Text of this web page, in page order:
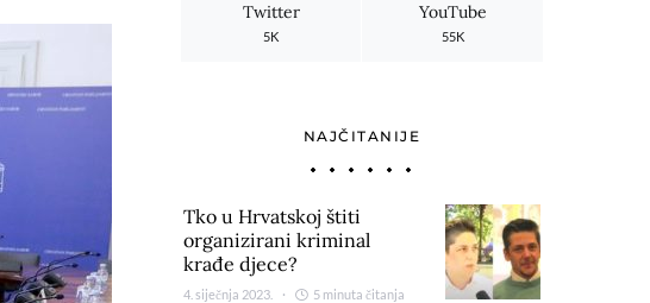
Twitter
5K
YouTube
55K
NAJČITANIJE
Tko u Hrvatskoj štiti
organizirani kriminal
krađe djece?
4. siječnja 2023. 5 minuta čitanja